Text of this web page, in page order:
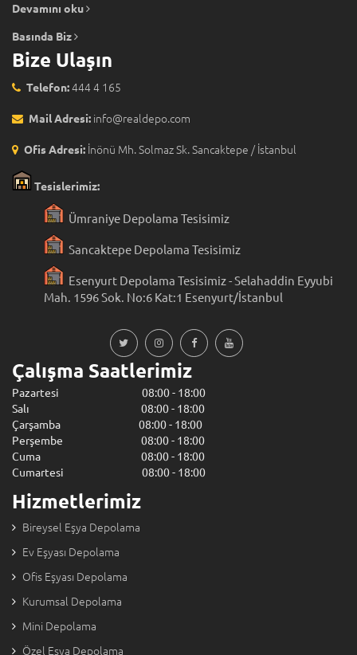
Devamını oku
Basında Biz
Bize Ulaşın
Telefon:444 4 165
Mail Adresi: info@realdepo.com
Ofis Adresi: İnönü Mh. Solmaz Sk. Sancaktepe / İstanbul
Tesislerimiz:
Ümraniye Depolama Tesisimiz
Sancaktepe Depolama Tesisimiz
Esenyurt Depolama Tesisimiz - Selahaddin Eyyubi
Mah. 1596 Sok. No:6 Kat:1 Esenyurt/İstanbul
Çalışma Saatlerimiz
Pazartesi 08:00 - 18:00
Salı 08:00 - 18:00
Çarşamba 08:00 - 18:00
Perşembe 08:00 - 18:00
Cuma 08:00 - 18:00
Cumartesi 08:00 - 18:00
Hizmetlerimiz
Bireysel Eşya Depolama
Ev Eşyası Depolama
Ofis Eşyası Depolama
Kurumsal Depolama
Mini Depolama
Özel Eşya Depolama